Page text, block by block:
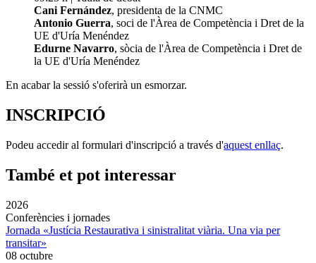
Cani Fernández, presidenta de la CNMC
Antonio Guerra, soci de l'Àrea de Competència i Dret de la
UE d'Uría Menéndez
Edurne Navarro, sòcia de l'Àrea de Competència i Dret de
la UE d'Uría Menéndez
En acabar la sessió s'oferirà un esmorzar.
INSCRIPCIÓ
Podeu accedir al formulari d'inscripció a través d'aquest enllaç.
També et pot interessar
2026
Conferències i jornades
Jornada «Justícia Restaurativa i sinistralitat viària. Una via per
transitar»
08 octubre